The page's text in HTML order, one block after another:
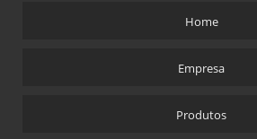
Home
Empresa
Produtos